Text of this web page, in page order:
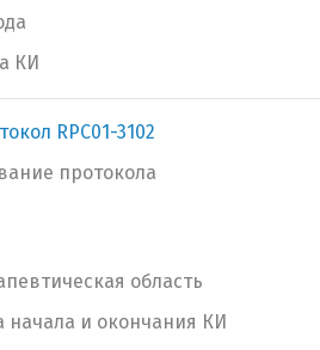
КИ
RPC01-3102
протокола
область
начала и окончания КИ